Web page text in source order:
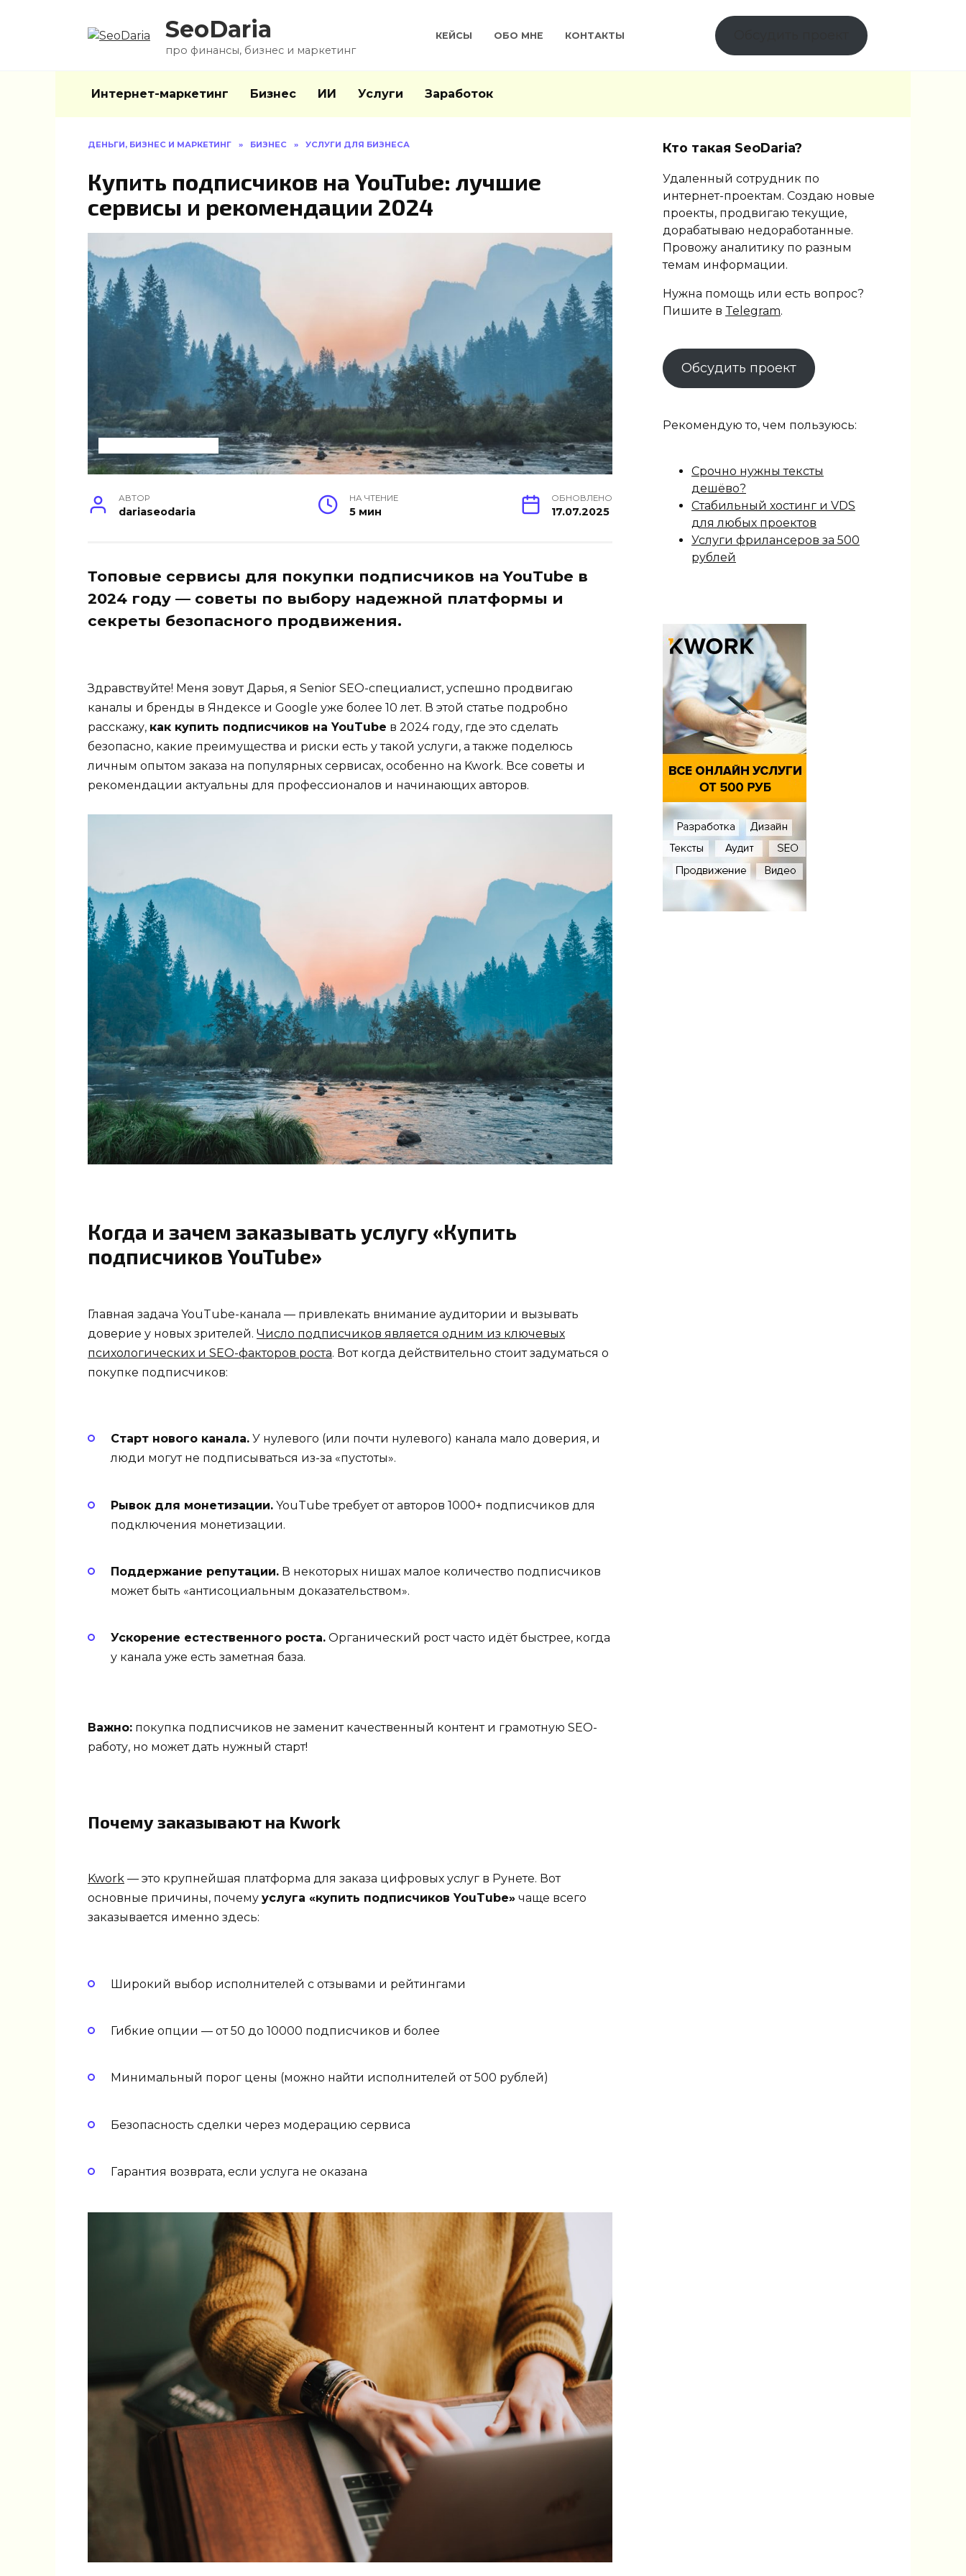
SeoDaria
про финансы, бизнес и маркетинг
КЕЙСЫ ОБО МНЕ КОНТАКТЫ
Интернет-маркетинг Бизнес ИИ Услуги Заработок
ДЕНЬГИ, БИЗНЕС И МАРКЕТИНГ » БИЗНЕС » УСЛУГИ ДЛЯ БИЗНЕСА
Купить подписчиков на YouTube: лучшие
сервисы и рекомендации 2024
АВТОР
dariaseodaria
НА ЧТЕНИЕ
5 мин
ОБНОВЛЕНО
17.07.2025
Топовые сервисы для покупки подписчиков на YouTube в
2024 году — советы по выбору надежной платформы и
секреты безопасного продвижения.
Здравствуйте! Меня зовут Дарья, я Senior SEO-специалист, успешно продвигаю
каналы и бренды в Яндексе и Google уже более 10 лет. В этой статье подробно
расскажу, как купить подписчиков на YouTube в 2024 году, где это сделать
безопасно, какие преимущества и риски есть у такой услуги, а также поделюсь
личным опытом заказа на популярных сервисах, особенно на Kwork. Все советы и
рекомендации актуальны для профессионалов и начинающих авторов.
Когда и зачем заказывать услугу «Купить
подписчиков YouTube»
Главная задача YouTube-канала — привлекать внимание аудитории и вызывать
доверие у новых зрителей. Число подписчиков является одним из ключевых
психологических и SEO-факторов роста. Вот когда действительно стоит задуматься о
покупке подписчиков:
Старт нового канала. У нулевого (или почти нулевого) канала мало доверия, и
люди могут не подписываться из-за «пустоты».
Рывок для монетизации. YouTube требует от авторов 1000+ подписчиков для
подключения монетизации.
Поддержание репутации. В некоторых нишах малое количество подписчиков
может быть «антисоциальным доказательством».
Ускорение естественного роста. Органический рост часто идёт быстрее, когда
у канала уже есть заметная база.
Важно: покупка подписчиков не заменит качественный контент и грамотную SEO-
работу, но может дать нужный старт!
Почему заказывают на Kwork
Kwork — это крупнейшая платформа для заказа цифровых услуг в Рунете. Вот
основные причины, почему услуга «купить подписчиков YouTube» чаще всего
заказывается именно здесь:
Широкий выбор исполнителей с отзывами и рейтингами
Гибкие опции — от 50 до 10000 подписчиков и более
Минимальный порог цены (можно найти исполнителей от 500 рублей)
Безопасность сделки через модерацию сервиса
Гарантия возврата, если услуга не оказана
Кто такая SeoDaria?
Удаленный сотрудник по
интернет-проектам. Создаю новые
проекты, продвигаю текущие,
дорабатываю недоработанные.
Провожу аналитику по разным
темам информации.
Нужна помощь или есть вопрос?
Пишите в Telegram.
Обсудить проект
Рекомендую то, чем пользуюсь:
Срочно нужны тексты
дешёво?
Стабильный хостинг и VDS
для любых проектов
Услуги фрилансеров за 500
рублей